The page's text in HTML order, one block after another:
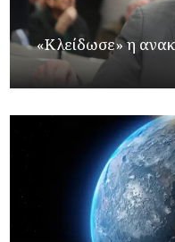
«Κλείδωσε» η